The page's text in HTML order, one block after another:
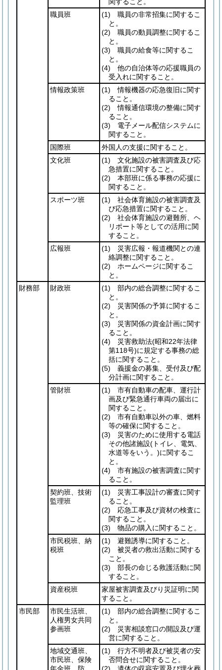
職員班
(1) 職員の非常招集に関するこ
と。
(2) 職員の動員調整に関するこ
と。
(3) 職員の給食等に関するこ
と。
(4) 他の自治体等の応援職員の
受入れに関すること。
情報政策班
(1) 情報機器の応急復旧に関す
ること。
(2) 情報通信環境の整備に関す
ること。
(3) 電子メール配信システムに
関すること。
国際班
外国人の支援に関すること。
文化班
(1) 文化施設の被害調査及び応
急措置に関すること。
(2) 本部班に係る事務の応援に
関すること。
スポーツ班
(1) 社会体育施設の被害調査及
び応急措置に関すること。
(2) 社会体育施設の避難所、ヘ
リポート等としての活用に関
すること。
広報班
(1) 災害広報・報道機関との連
絡調整に関すること。
(2) ホームページに関するこ
と。
財務部
財政班 (1) 部内の総合調整に関するこ
と。
(2) 災害関係の予算に関するこ
と。
(3) 災害関係の資金計画に関す
ること。
(4) 災害救助法(昭和22年法律
第118号)に規定する事務の総
括に関すること。
(5) 義援金の募集、受付及び配
分計画に関すること。
管財班
(1) 市有自動車の配車、運行計
画及び緊急通行車両の届出に
関すること。
(2) 市有自動車以外の車、燃料
等の確保に関すること。
(3) 災害のために使用する電話
その他諸施設(トイレ、電気、
水道等をいう。)に関するこ
と。
(4) 市有施設の被害調査に関す
ること。
契約班、技術
監理班
(1) 災害工事設計の審査に関す
ること。
(2) 応急工事及び資材の検査に
関すること。
(3) 物品の購入に関すること。
市民税班、納
税班
(1) 避難誘導に関すること。
(2) 被災者の救出活動に関する
こと。
(3) 部長の命じる救護活動に関
すること。
資産税班
家屋被害調査及びり災証明に関
すること。
市民部
市民生活班、
人権男女共同
参画班
(1) 部内の総合調整に関するこ
と。
(2) 災害相談窓口の開設及び運
営に関すること。
地域交通班、
市民班、保険
(1) 行方不明者及び被災者の安
否問合せに関すること。